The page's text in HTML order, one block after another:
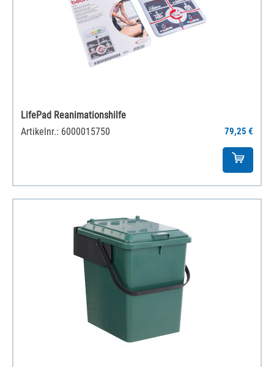
LifePad Reanimationshilfe
Artikelnr.: 6000015750
79,25 €